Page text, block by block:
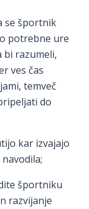
se športnik
potrebne ure
bi razumeli,
ves čas
temveč
do
kar izvajajo
športniku
razvijanje